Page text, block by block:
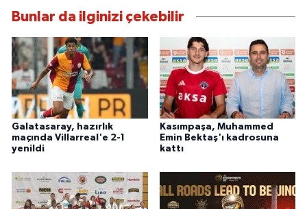
Bunlar da ilginizi çekebilir
Galatasaray, hazırlık
maçında Villarreal'e 2-1
yenildi
Kasımpaşa, Muhammed
Emin Bektaş'ı kadrosuna
kattı